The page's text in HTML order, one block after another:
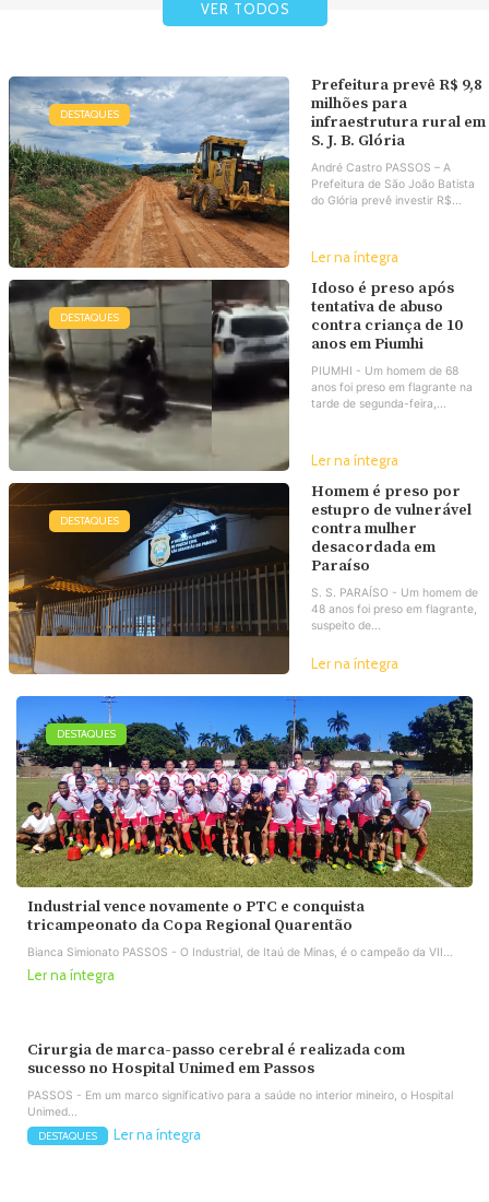
VER TODOS
DESTAQUES
Prefeitura prevê R$ 9,8
milhões para
infraestrutura rural em
S. J. B. Glória
André Castro PASSOS – A
Prefeitura de São João Batista
do Glória prevê investir R$...
Ler na íntegra
DESTAQUES
Idoso é preso após
tentativa de abuso
contra criança de 10
anos em Piumhi
PIUMHI - Um homem de 68
anos foi preso em flagrante na
tarde de segunda-feira,...
Ler na íntegra
DESTAQUES
Homem é preso por
estupro de vulnerável
contra mulher
desacordada em
Paraíso
S. S. PARAÍSO - Um homem de
48 anos foi preso em flagrante,
suspeito de...
Ler na íntegra
DESTAQUES
Industrial vence novamente o PTC e conquista
tricampeonato da Copa Regional Quarentão
Bianca Simionato PASSOS - O Industrial, de Itaú de Minas, é o campeão da VII...
Ler na íntegra
Cirurgia de marca-passo cerebral é realizada com
sucesso no Hospital Unimed em Passos
PASSOS - Em um marco significativo para a saúde no interior mineiro, o Hospital
Unimed...
DESTAQUES Ler na íntegra